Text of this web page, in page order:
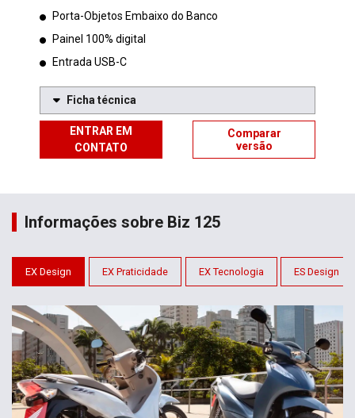
Porta-Objetos Embaixo do Banco
Painel 100% digital
Entrada USB-C
Ficha técnica
ENTRAR EM
CONTATO
Comparar
versão
Informações sobre Biz 125
EX Design EX Praticidade EX Tecnologia ES Design